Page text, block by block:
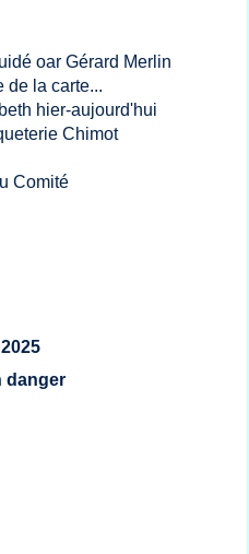
oar Gérard Merlin
de la carte...
hier-aujourd'hui
Chimot
Comité
danger